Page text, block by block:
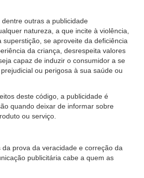
dentre outras a publicidade
natureza, a que incite à violência,
superstição, se aproveite da deficiência
da criança, desrespeita valores
capaz de induzir o consumidor a se
ou perigosa à sua saúde ou
deste código, a publicidade é
quando deixar de informar sobre
ou serviço.
da prova da veracidade e correção da
publicitária cabe a quem as